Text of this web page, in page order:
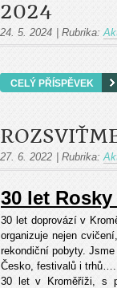
2024
24. 5. 2024 Rubrika:
CELÝ PŘÍSPĚVEK
27. 6. 2022 Rubrika:
30 let
30 let doprovází v
organizuje nejen
rekondiční pobyty.
Česko, festivalů i trhů….
30 let v Kroměříži, s